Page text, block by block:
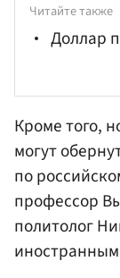
Читайте также
Доллар
Кроме того,
могут
по
профессор
политолог